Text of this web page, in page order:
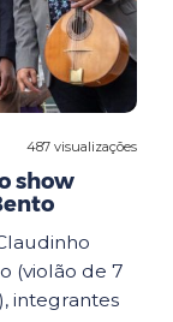
487 visualizações
show
(violão de 7
integrantes